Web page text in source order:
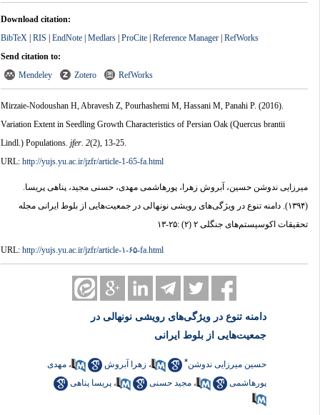
Download citation:
BibTeX|RIS|EndNote|Medlars|ProCite|Reference Manager|RefWorks
Send citation to:
Mendeley
Zotero RefWorks
Mirzaie-Nodoushan H, Abravesh Z, Pourhashemi M, Hassani M, Panahi P.(2016).
Variation Extent in Seedling Growth Characteristics of Persian Oak (Quercus brantii
Lindl.) Populations.jfer.2(2), 13-25.
URL:http://yujs.yu.ac.ir/jzfr/article-1-65-fa.html
میرزایی ندوشن حسین، آبروش زهرا، پورهاشمی مهدی، حسنی مجید، پناهی پریسا.
دامنه تنوع در ویژگی‌های رویشی نونهالی در جمعیت‌هایی از بلوط ایرانی مجله
تحقیقات اکوسیستم‌های جنگلی ۲ (۲) :۲۵-۱۳
URL:http://yujs.yu.ac.ir/jzfr/article-۱-۶۵-fa.html
دامنه تنوع در ویژگی‌های رویشی نونهالی در
جمعیت‌هایی از بلوط ایرانی
حسین میرزایی ندوشن ،زهرا آبروش ،مهدی
پورهاشمی
،مجید حسنی ،پریسا پناهی